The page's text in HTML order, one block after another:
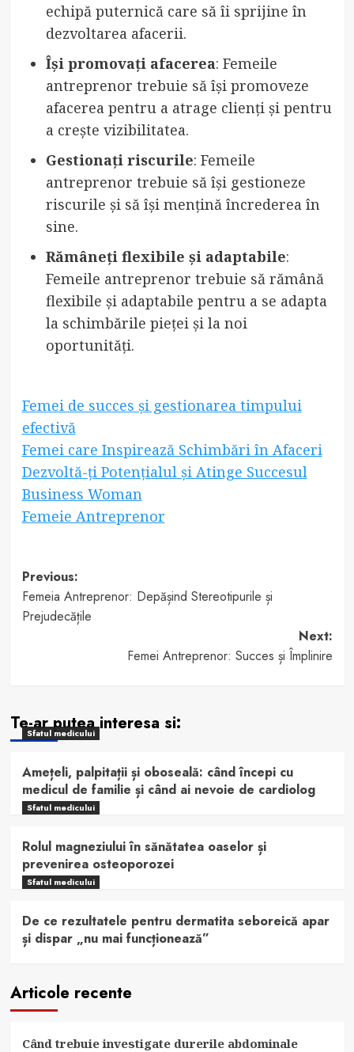
echipă puternică care să îi sprijine în
dezvoltarea afacerii.
Își promovați afacerea: Femeile
antreprenor trebuie să își promoveze
afacerea pentru a atrage clienți și pentru
a crește vizibilitatea.
Gestionați riscurile: Femeile
antreprenor trebuie să își gestioneze
riscurile și să își mențină încrederea în
sine.
Rămâneți flexibile și adaptabile:
Femeile antreprenor trebuie să rămână
flexibile și adaptabile pentru a se adapta
la schimbările pieței și la noi
oportunități.
Femei de succes și gestionarea timpului
efectivă
Femei care Inspirează Schimbări în Afaceri
Dezvoltă-ți Potențialul și Atinge Succesul
Business Woman
Femeie Antreprenor
Post
navigation
Previous:
Femeia Antreprenor: Depășind Stereotipurile și
Prejudecățile
Next:
Femei Antreprenor: Succes și Împlinire
Te-ar putea interesa si:
Sfatul medicului
Amețeli, palpitații și oboseală: când începi cu
medicul de familie și când ai nevoie de cardiolog
Sfatul medicului
Rolul magneziului în sănătatea oaselor și
prevenirea osteoporozei
Sfatul medicului
De ce rezultatele pentru dermatita seboreică apar
și dispar „nu mai funcționează”
Articole recente
Când trebuie investigate durerile abdominale